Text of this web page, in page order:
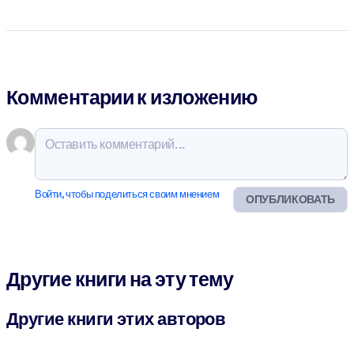
Комментарии к изложению
ОПУБЛИКОВАТЬ
Войти, чтобы поделиться своим мнением
Другие книги на эту тему
Другие книги этих авторов